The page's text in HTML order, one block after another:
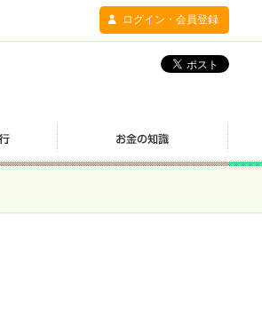
ログイン・会員登録